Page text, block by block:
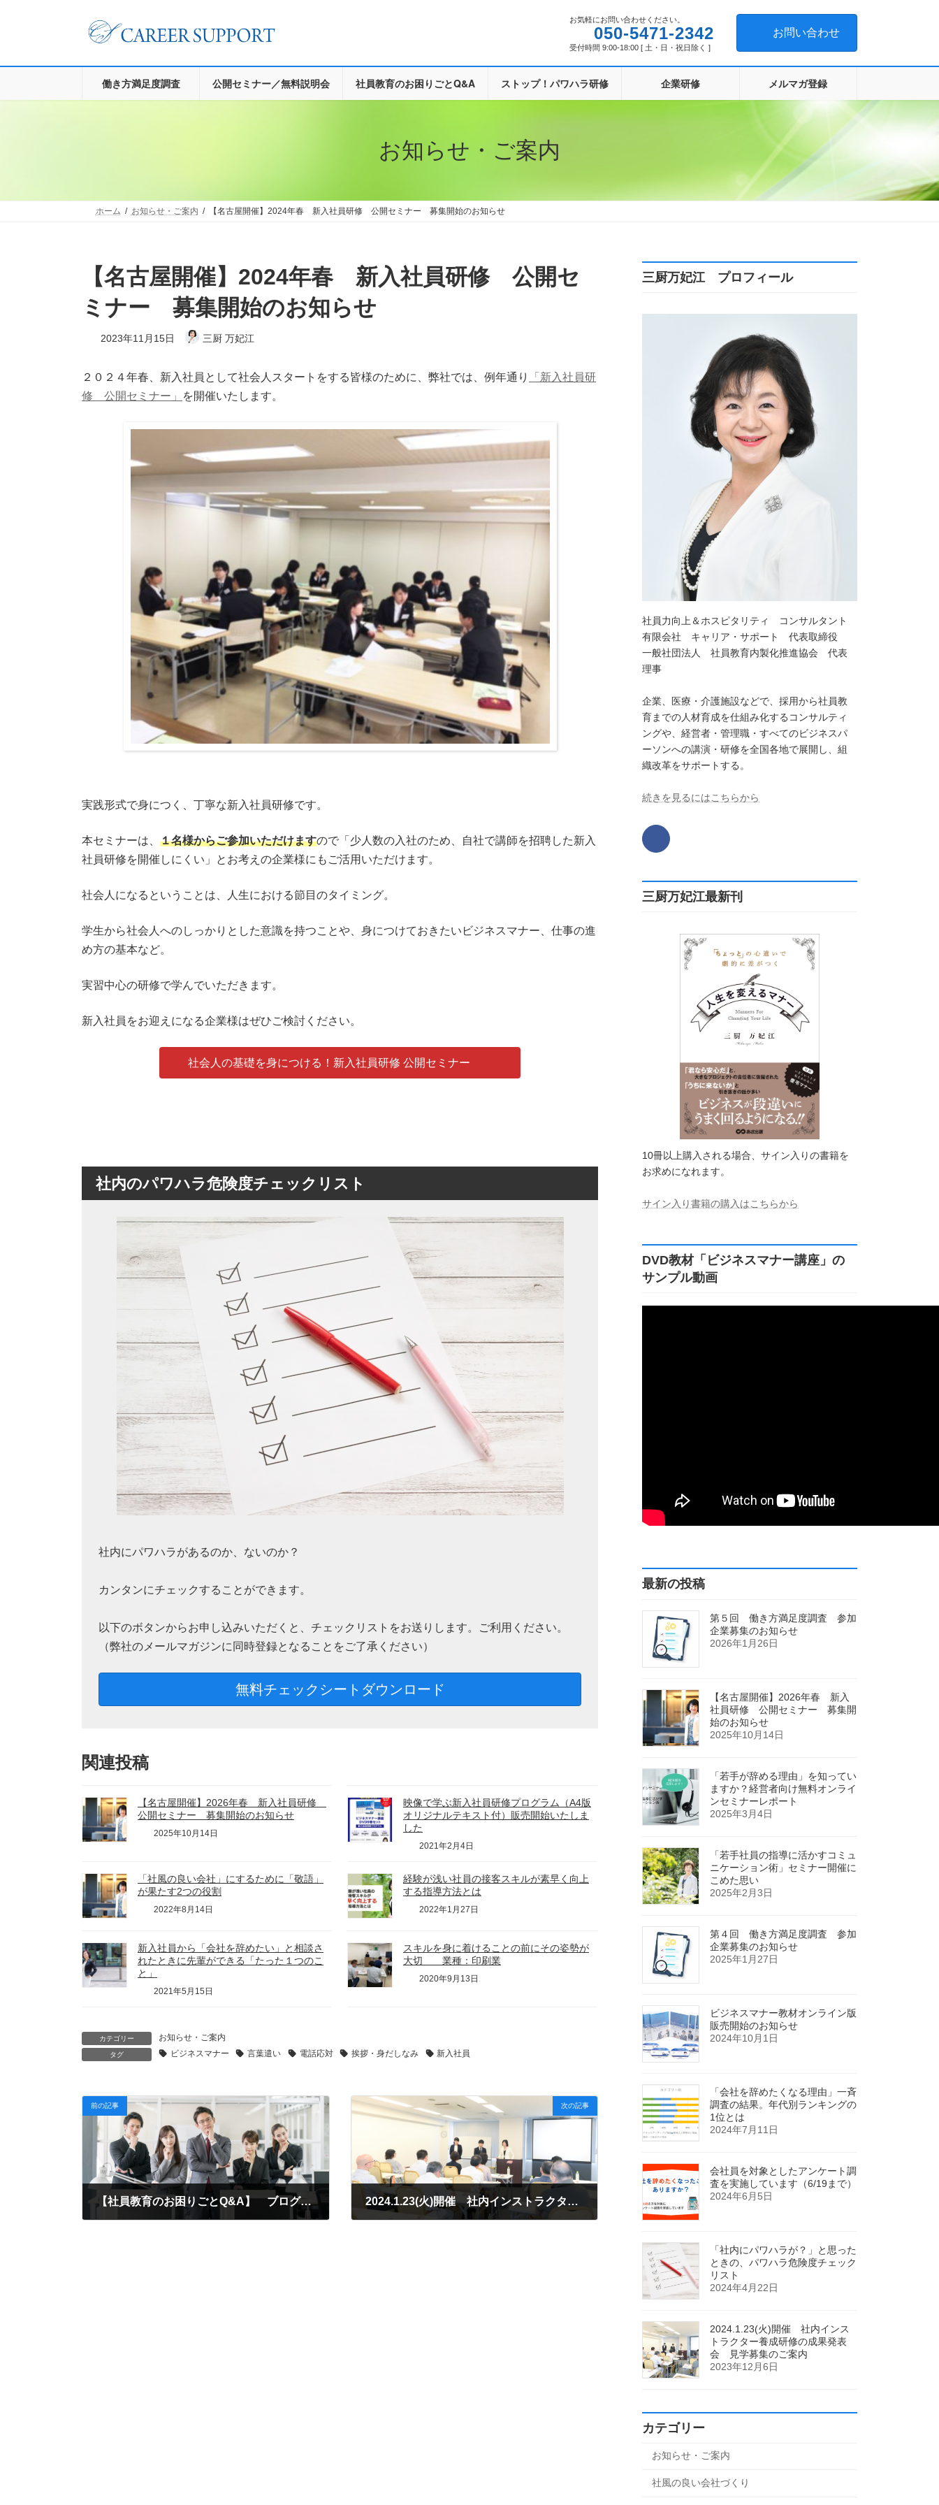
ツ
シ
お気軽にお問い合わせください。
050-5471-2342
受付時間 9:00-18:00 [ 土・日・祝日除く ]
お問い合わせ
働き方満足度調査 公開セミナー／無料説明会 社員教育のお困りごとQ&A ストップ！パワハラ研修 企業研修 メルマガ登録
お知らせ・ご案内
ホーム お知らせ・ご案内 【名古屋開催】2024年春 新入社員研修 公開セミナー 募集開始のお知らせ
【名古屋開催】2024年春 新入社員研修 公開セ
ミナー 募集開始のお知らせ
2023年11月15日 三厨 万妃江
２０２４年春、新入社員として社会人スタートをする皆様のために、弊社では、例年通り
「新入社員研
修 公開セミナー」
を開催いたします。
実践形式で身につく、丁寧な新入社員研修です。
本セミナーは、 １名様からご参加いただけますので「少人数の入社のため、自社で講師を招聘した新入
社員研修を開催しにくい」とお考えの企業様にもご活用いただけます。
社会人になるということは、人生における節目のタイミング。
学生から社会人へのしっかりとした意識を持つことや、身につけておきたいビジネスマナー、仕事の進
め方の基本など。
実習中心の研修で学んでいただきます。
新入社員をお迎えになる企業様はぜひご検討ください。
社会人の基礎を身につける！新入社員研修 公開セミナー
社内のパワハラ危険度チェックリスト
社内にパワハラがあるのか、ないのか？
カンタンにチェックすることができます。
以下のボタンからお申し込みいただくと、チェックリストをお送りします。ご利用ください。
（弊社のメールマガジンに同時登録となることをご了承ください）
無料チェックシートダウンロード
関連投稿
【名古屋開催】2026年春 新入社員研修
公開セミナー 募集開始のお知らせ
2025年10月14日
映像で学ぶ新入社員研修プログラム（A4版
オリジナルテキスト付）販売開始いたしま
した
2021年2月4日
「社風の良い会社」にするために「敬語」
が果たす2つの役割
2022年8月14日
経験が浅い社員の接客スキルが素早く向上
する指導方法とは
2022年1月27日
新入社員から「会社を辞めたい」と相談さ
れたときに先輩ができる「たった１つのこ
と」
2021年5月15日
スキルを身に着けることの前にその姿勢が
大切 業種：印刷業
2020年9月13日
カテゴリー お知らせ・ご案内
タグ ビジネスマナー 言葉遣い 電話応対 挨拶・身だしなみ 新入社員
前の記事
【社員教育のお困りごとQ&A】 ブログ公開いたしました
次の記事
2024.1.23(火)開催 社内インストラクター養成研修の成果発表会 見学募集のご案内
三厨万妃江 プロフィール
社員力向上＆ホスピタリティ コンサルタント
有限会社 キャリア・サポート 代表取締役
一般社団法人 社員教育内製化推進協会 代表
理事
企業、医療・介護施設などで、採用から社員教
育までの人材育成を仕組み化するコンサルティ
ングや、経営者・管理職・すべてのビジネスパ
ーソンへの講演・研修を全国各地で展開し、組
織改革をサポートする。
続きを見るにはこちらから
三厨万妃江最新刊
10冊以上購入される場合、サイン入りの書籍を
お求めになれます。
サイン入り書籍の購入はこちらから
DVD教材「ビジネスマナー講座」の
サンプル動画
最新の投稿
第５回 働き方満足度調査 参加
企業募集のお知らせ
2026年1月26日
【名古屋開催】2026年春 新入
社員研修 公開セミナー 募集開
始のお知らせ
2025年10月14日
「若手が辞める理由」を知ってい
ますか？経営者向け無料オンライ
ンセミナーレポート
2025年3月4日
「若手社員の指導に活かすコミュ
ニケーション術」セミナー開催に
こめた思い
2025年2月3日
第４回 働き方満足度調査 参加
企業募集のお知らせ
2025年1月27日
ビジネスマナー教材オンライン版
販売開始のお知らせ
2024年10月1日
「会社を辞めたくなる理由」一斉
調査の結果。年代別ランキングの
1位とは
2024年7月11日
会社員を対象としたアンケート調
査を実施しています（6/19まで）
2024年6月5日
「社内にパワハラが？」と思った
ときの、パワハラ危険度チェック
リスト
2024年4月22日
2024.1.23(火)開催 社内インス
トラクター養成研修の成果発表
会 見学募集のご案内
2023年12月6日
カテゴリー
お知らせ・ご案内
社風の良い会社づくり